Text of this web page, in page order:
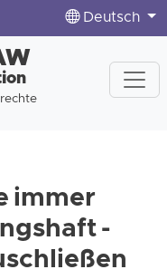
Deutsch
immer
-